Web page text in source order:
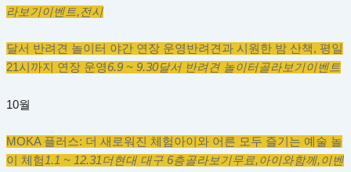
라보기이벤트,전시
달서 반려견 놀이터 야간 연장 운영반려견과 시원한 밤 산책, 평일
21시까지 연장 운영6.9 ~ 9.30달서 반려견 놀이터골라보기이벤트
10월
MOKA 플러스: 더 새로워진 체험아이와 어른 모두 즐기는 예술 놀
이 체험 1.1 ~ 12.31더현대 대구 6층골라보기무료,아이와함께,이벤